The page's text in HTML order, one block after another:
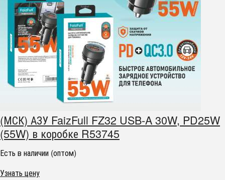
(МСК) АЗУ FaizFull FZ32 USB-A 30W, PD25W
(55W) в коробке R53745
Есть в наличии (оптом)
Узнать цену